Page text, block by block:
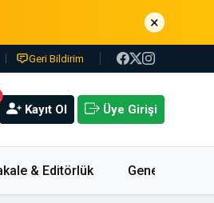
×
Geri Bildirim
Kayıt Ol Üye Girişi
& Editörlük Genel